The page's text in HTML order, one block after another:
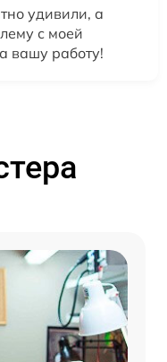
удивили, а
с моей
вашу работу!